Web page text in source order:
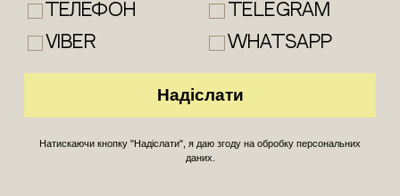
Телефон
Telegram
Viber
WhatsApp
Натискаючи кнопку "Надіслати", я даю згоду на обробку персональних
даних.